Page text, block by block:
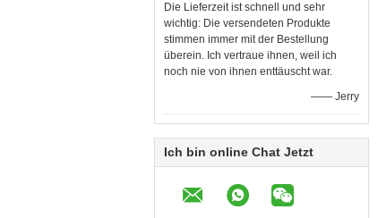
Die Lieferzeit ist schnell und sehr
wichtig: Die versendeten Produkte
stimmen immer mit der Bestellung
überein. Ich vertraue ihnen, weil ich
noch nie von ihnen enttäuscht war.
—— Jerry
Ich bin online Chat Jetzt